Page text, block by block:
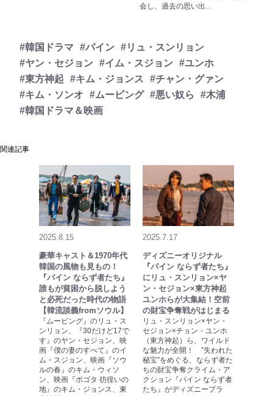
会し、過去の思い出...
#韓国ドラマ #パイン #リュ・スンリョン
#ヤン・セジョン #イム・スジョン #ユンホ
#東方神起
#キム・ジョンス
#チャン・グァン
#キム・ソンオ
#ムービング #悪い奴ら
#木浦
#韓国ドラマ＆映画
関連記事
2025.8.15
豪華キャスト＆1970年代
韓国の風物も見もの！
『パイン ならず者たち』
誰もが貧困から脱しよう
と必死だった時代の物語
【韓流談義fromソウル】
『ムービング』のリュ・ス
ンリョン、『30だけど17で
す』のヤン・セジョン、映
画『僕の妻のすべて』のイ
ム・スジョン、映画『ソウ
ルの春』のキム・ウィソ
ン、映画『ボゴタ 彷徨いの
地』のキム・ジョンス、東
2025.7.17
ディズニーオリジナル
『パイン ならず者たち』
にリュ・スンリョン×ヤ
ン・セジョン×東方神起
ユンホらが大集結！空前
の財宝争奪戦がはじまる
リュ・スンリョン×ヤン・
セジョン×チョン・ユンホ
（東方神起）ら、ワイルド
な魅力が全開！ ”失われた
秘宝”をめぐる、ならず者た
ちの財宝争奪クライム・ア
クション『パイン ならず者
たち』がディズニープラ